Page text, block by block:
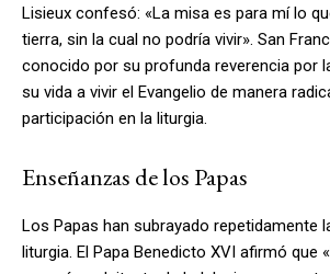
Lisieux confesó: «La misa es para mí lo
tierra, sin la cual no podría vivir». San
conocido por su profunda reverencia por
su vida a vivir el Evangelio de manera
participación en la liturgia.
Enseñanzas de los Papas
Los Papas han subrayado repetidamente
liturgia. El Papa Benedicto XVI afirmó que